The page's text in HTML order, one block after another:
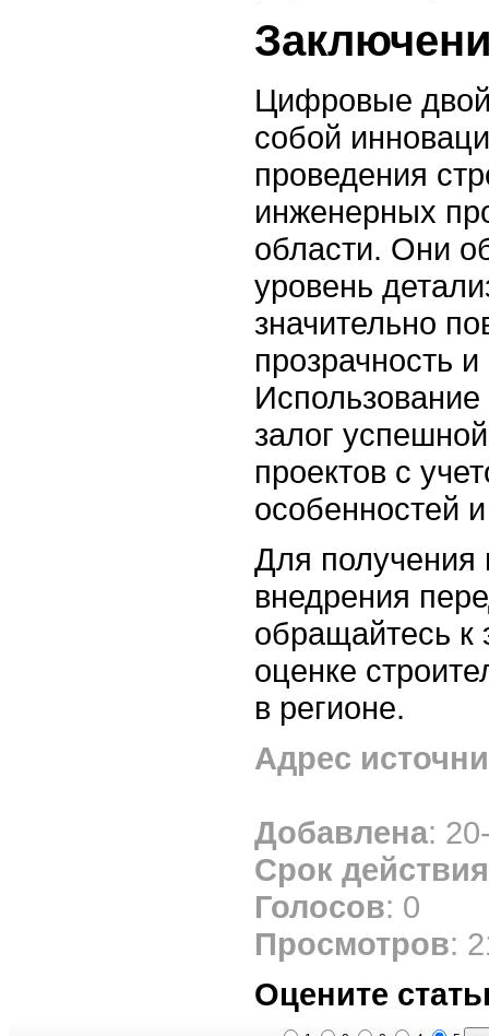
Цифровые
собой
проведения
инженерных
области. Они
уровень
значительно
прозрачность
залог
проектов с
особенностей
Для получения
внедрения
обращайтесь к
оценке
в регионе.
Адрес
Добавлена:
Срок действия
Голосов: 0
Просмотров:
Оцените